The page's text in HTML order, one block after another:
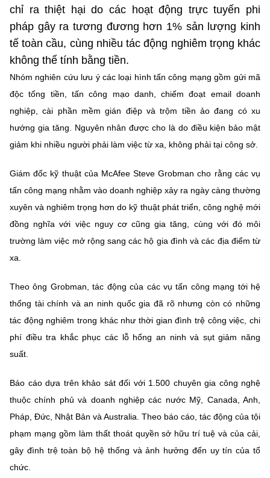
Năng lượng nguyên tử
Nhiệm vụ trọng tâm
Chọn ngôn ngữ
Vietnamese
BỘ KHOA HỌC VÀ CÔNG NGHỆ
MINISTRY OF SCIENCE AND TECHNOLOGY
Cơ quan chủ quản: Bộ Khoa học và Công nghệ (MST)
Chịu trách nhiệm nội dung: Nguyễn Thị Hải Hằng
Giám đốc Trung tâm Truyền thông Khoa học và Công nghệ.
Liên hệ
Điện thoại: 024 3936 9506
©2026 Bản quyền thuộc Bộ Khoa Học và Công Nghệ
(Ghi rõ nguồn "https://mst.gov.vn" khi phát hành lại thông tin từ
website này)
chỉ ra thiệt hại do các hoạt động trực tuyến phi
pháp gây ra tương đương hơn 1% sản lượng kinh
tế toàn cầu, cùng nhiều tác động nghiêm trọng khác
không thể tính bằng tiền.
Nhóm nghiên cứu lưu ý các loại hình tấn công mạng gồm gửi mã
độc tống tiền, tấn công mạo danh, chiếm đoạt email doanh
nghiệp, cài phần mềm gián điệp và trộm tiền ảo đang có xu
hướng gia tăng. Nguyên nhân được cho là do điều kiện bảo mật
giảm khi nhiều người phải làm việc từ xa, không phải tại công sở.
Giám đốc kỹ thuật của McAfee Steve Grobman cho rằng các vụ
tấn công mạng nhằm vào doanh nghiệp xảy ra ngày càng thường
xuyên và nghiêm trọng hơn do kỹ thuật phát triển, công nghệ mới
đồng nghĩa với việc nguy cơ cũng gia tăng, cùng với đó môi
trường làm việc mở rộng sang các hộ gia đình và các địa điểm từ
xa.
Theo ông Grobman, tác động của các vụ tấn công mạng tới hệ
thống tài chính và an ninh quốc gia đã rõ nhưng còn có những
tác động nghiêm trong khác như thời gian đình trệ công việc, chi
phí điều tra khắc phục các lỗ hổng an ninh và sụt giảm năng
suất.
Báo cáo dựa trên khảo sát đối với 1.500 chuyên gia công nghệ
thuộc chính phủ và doanh nghiệp các nước Mỹ, Canada, Anh,
Pháp, Đức, Nhật Bản và Australia. Theo báo cáo, tác động của tội
phạm mạng gồm làm thất thoát quyền sở hữu trí tuệ và của cải,
gây đình trệ toàn bộ hệ thống và ảnh hưởng đến uy tín của tổ
chức.